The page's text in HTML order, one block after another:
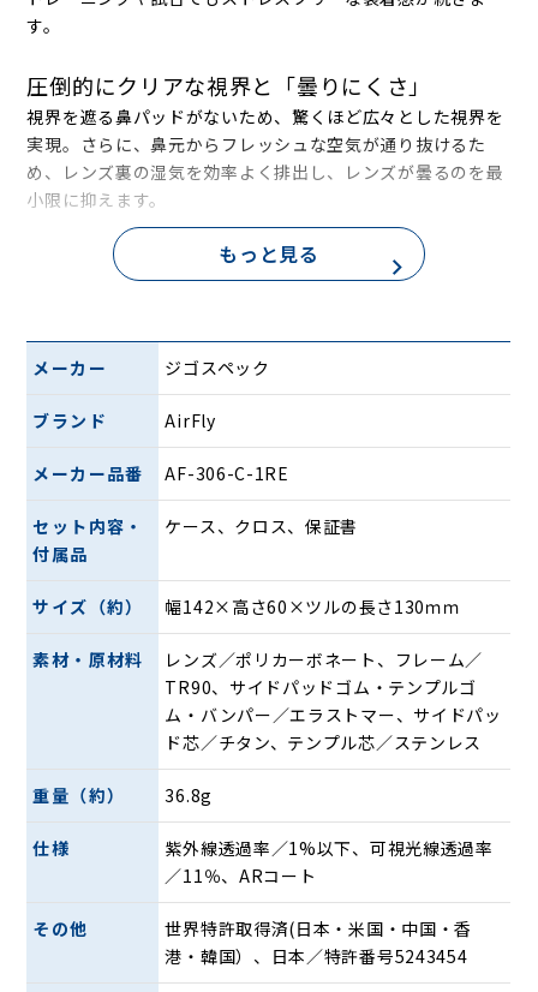
す。
圧倒的にクリアな視界と「曇りにくさ」
視界を遮る鼻パッドがないため、驚くほど広々とした視界を
実現。さらに、鼻元からフレッシュな空気が通り抜けるた
め、レンズ裏の湿気を効率よく排出し、レンズが曇るのを最
小限に抑えます。
素肌に優しく、外したあとも美しく
清潔感をキープ： 鼻まわりのメイク崩れや、UVクリームの
剥がれを防止。ビジネスシーンや移動中など、外したあとの
見た目が気になるシーンでも安心です。
まつ毛が当たらない： サングラスとの距離（前後位置）を自
由に調整できるため、まつ毛が長い方でもレンズに触れる不
快感がありません。
ハイスピードの世界を制する、エアフライ初の
バンパー装着モデル
自転車の本場フランスにて活動中の蠣崎優仁氏と共同開発さ
れた自転車専用モデル「VITESSE（ヴィテス）」。スピード
を意味するその名の通り、ハイスピード条件下での最高のパ
フォーマンスを引き出すために誕生しました。
・ エアフライ初の「バンパー」採用： レンズの剛性を高め
るだけでなく、鼻周りやレンズ下部からの風の侵入を大幅に
強化。巻き込み風を抑え、目を保護しながらライディングへ
の集中力を高めます。
面積を持つ「REレンズ（シリンダーレンズ）」を採用。深い
前傾姿勢でも視界が途切れず、ハイスピード下でもストレス
のない広い視野をもたらします。
もっと見る
メーカー ジゴスペック
ブランド AirFly
メーカー品番 AF-306-C-1RE
セット内容・
付属品
ケース、クロス、保証書
サイズ（約） 幅142×高さ60×ツルの長さ130ｍｍ
素材・原材料
レンズ／ポリカーボネート、フレーム／
TR90、サイドパッドゴム・テンプルゴ
ム・バンパー／エラストマー、サイドパッ
ド芯／チタン、テンプル芯／ステンレス
重量（約） 36.8g
仕様
紫外線透過率／1%以下、可視光線透過率
／11％、ARコート
その他
世界特許取得済(日本・米国・中国・香
港・韓国）、日本／特許番号5243454